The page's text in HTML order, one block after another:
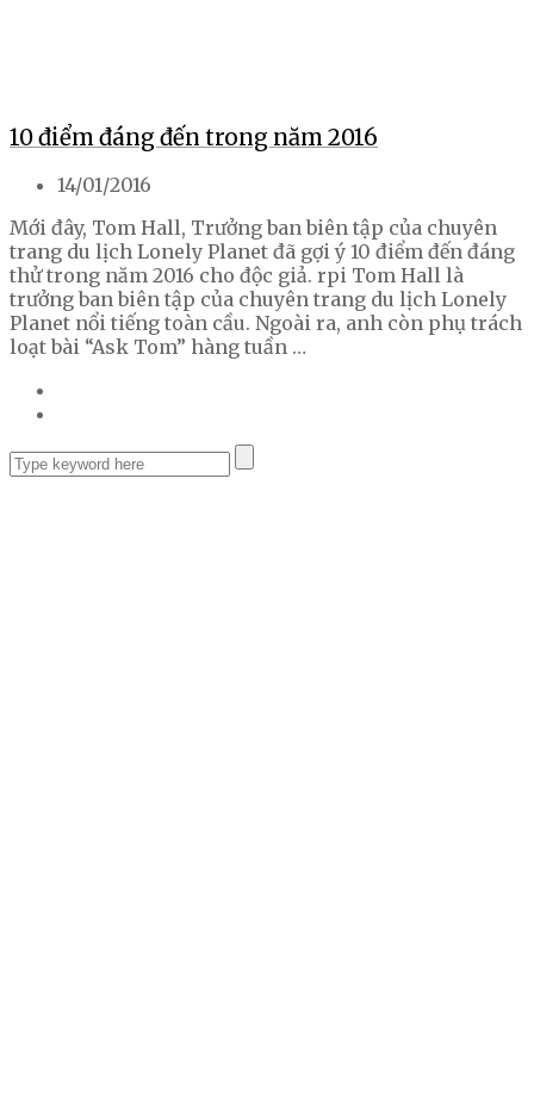
10 điểm đáng đến trong năm 2016
14/01/2016
Mới đây, Tom Hall, Trưởng ban biên tập của chuyên
trang du lịch Lonely Planet đã gợi ý 10 điểm đến đáng
thử trong năm 2016 cho độc giả. rpi Tom Hall là
trưởng ban biên tập của chuyên trang du lịch Lonely
Planet nổi tiếng toàn cầu. Ngoài ra, anh còn phụ trách
loạt bài “Ask Tom” hàng tuần …